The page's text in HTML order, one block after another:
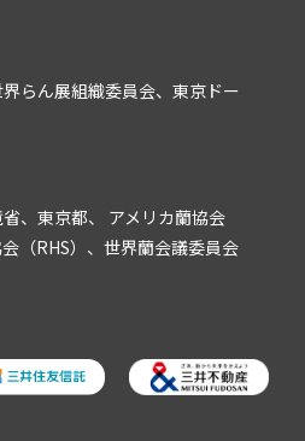
界らん展組織委員会、東京ドー
、東京都、 アメリカ蘭協会
会（RHS）、世界蘭会議委員会